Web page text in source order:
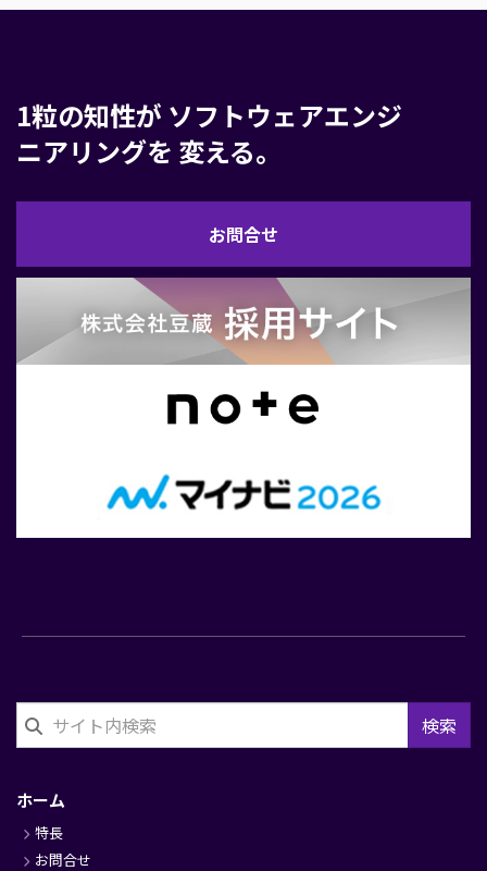
1粒の知性が ソフトウェアエンジ
ニアリングを 変える。
お問合せ
検索
ッ
タ
ー
ホーム
特長
お問合せ